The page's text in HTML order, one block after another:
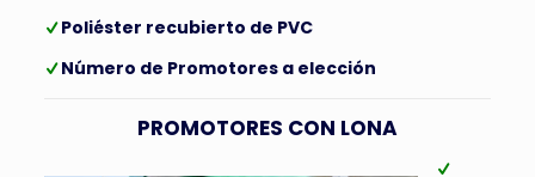
Poliéster recubierto de PVC
Número de Promotores a elección
PROMOTORES CON LONA